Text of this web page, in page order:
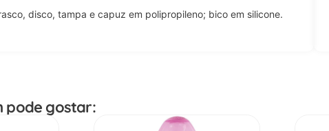
disco, tampa e capuz em polipropileno; bico em silicone.
pode gostar: